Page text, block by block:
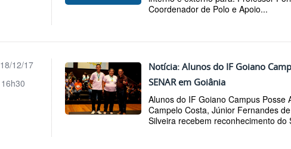
Coordenador de Polo e Apoio...
Notícia: Alunos do IF Goiano
SENAR em Goiânia
Alunos do IF Goiano Campus Posse
Campelo Costa, Júnior Fernandes
Silveira recebem reconhecimento do
18/12/17
16h30